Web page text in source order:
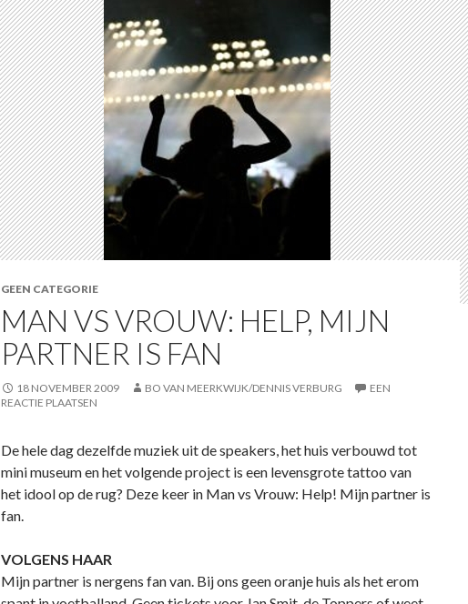
GEEN CATEGORIE
MAN VS VROUW: HELP, MIJN
PARTNER IS FAN
18 NOVEMBER 2009 BO VAN MEERKWIJK/DENNIS VERBURG
EEN
REACTIE PLAATSEN
De hele dag dezelfde muziek uit de speakers, het huis verbouwd tot
mini museum en het volgende project is een levensgrote tattoo van
het idool op de rug? Deze keer in Man vs Vrouw: Help! Mijn partner is
fan.
VOLGENS HAAR
Mijn partner is nergens fan van. Bij ons geen oranje huis als het erom